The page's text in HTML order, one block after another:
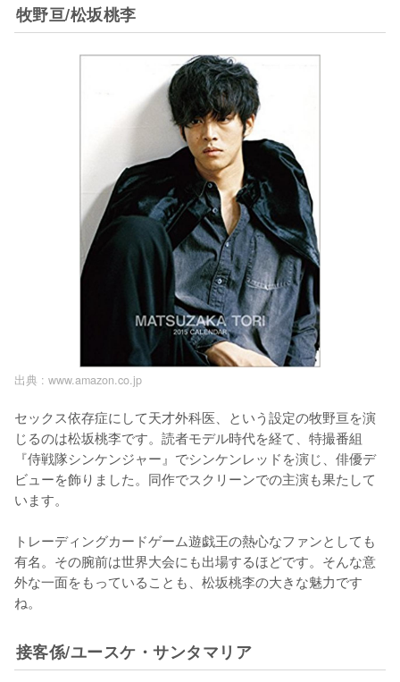
牧野亘/松坂桃李
出典 : www.amazon.co.jp
セックス依存症にして天才外科医、という設定の牧野亘を演
じるのは松坂桃李です。読者モデル時代を経て、特撮番組
『侍戦隊シンケンジャー』でシンケンレッドを演じ、俳優デ
ビューを飾りました。同作でスクリーンでの主演も果たして
います。
トレーディングカードゲーム遊戯王の熱心なファンとしても
有名。その腕前は世界大会にも出場するほどです。そんな意
外な一面をもっていることも、松坂桃李の大きな魅力です
ね。
接客係/ユースケ・サンタマリア